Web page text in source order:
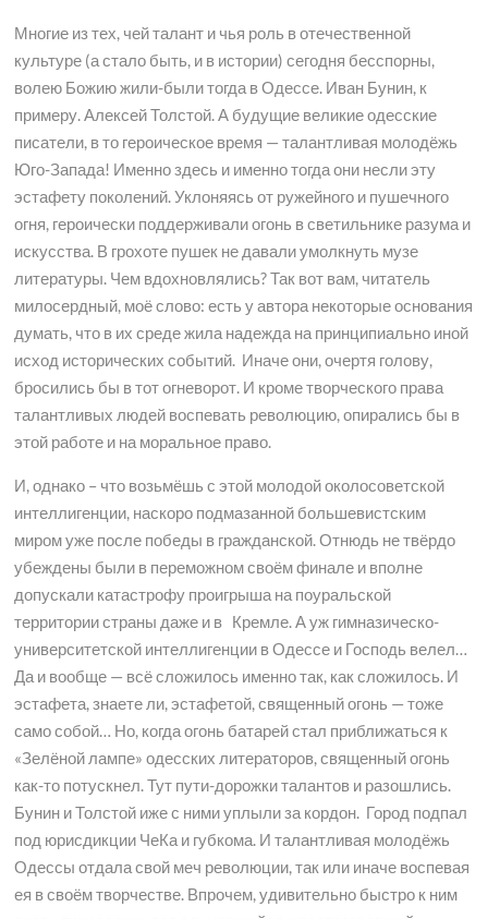
Многие из тех, чей талант и чья роль в отечественной
культуре (а стало быть, и в истории) сегодня бесспорны,
волею Божию жили-были тогда в Одессе. Иван Бунин, к
примеру. Алексей Толстой. А будущие великие одесские
писатели, в то героическое время — талантливая молодёжь
Юго-Запада! Именно здесь и именно тогда они несли эту
эстафету поколений. Уклоняясь от ружейного и пушечного
огня, героически поддерживали огонь в светильнике разума и
искусства. В грохоте пушек не давали умолкнуть музе
литературы. Чем вдохновлялись? Так вот вам, читатель
милосердный, моё слово: есть у автора некоторые основания
думать, что в их среде жила надежда на принципиально иной
исход исторических событий. Иначе они, очертя голову,
бросились бы в тот огневорот. И кроме творческого права
талантливых людей воспевать революцию, опирались бы в
этой работе и на моральное право.
И, однако – что возьмёшь с этой молодой околосоветской
интеллигенции, наскоро подмазанной большевистским
миром уже после победы в гражданской. Отнюдь не твёрдо
убеждены были в переможном своём финале и вполне
допускали катастрофу проигрыша на поуральской
территории страны даже и в Кремле. А уж гимназическо-
университетской интеллигенции в Одессе и Господь велел…
Да и вообще — всё сложилось именно так, как сложилось. И
эстафета, знаете ли, эстафетой, священный огонь — тоже
само собой… Но, когда огонь батарей стал приближаться к
«Зелёной лампе» одесских литераторов, священный огонь
как-то потускнел. Тут пути-дорожки талантов и разошлись.
Бунин и Толстой иже с ними уплыли за кордон. Город подпал
под юрисдикции ЧеКа и губкома. И талантливая молодёжь
Одессы отдала свой меч революции, так или иначе воспевая
ея в своём творчестве. Впрочем, удивительно быстро к ним